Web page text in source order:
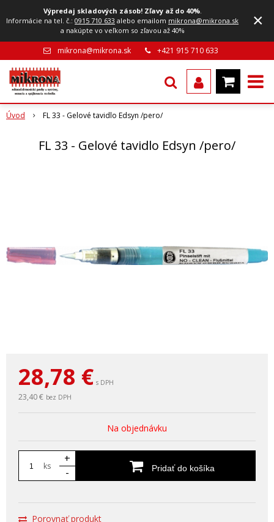
Výpredaj skladových zásob! Zľavy až do 40%.
Informácie na tel. č.:0915 710 633 alebo emailom mikrona@mikrona.sk
a nakúpte vo veľkom so zľavou až 40%
×
mikrona@mikrona.sk +421 915 710 633
Úvod FL 33 - Gelové tavidlo Edsyn /pero/
FL 33 - Gelové tavidlo Edsyn /pero/
28,78 € s DPH
23,40 € bez DPH
Na objednávku
ks
+
-
Pridať do košíka
Porovnať produkt